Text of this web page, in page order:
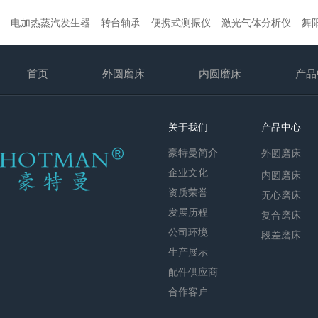
电加热蒸汽发生器 转台轴承 便携式测振仪 激光气体分析仪 舞
首页 外圆磨床 内圆磨床 产
关于我们
豪特曼简介
企业文化
资质荣誉
发展历程
公司环境
生产展示
配件供应商
合作客户
产品中心
外圆磨床
内圆磨床
无心磨床
复合磨床
段差磨床